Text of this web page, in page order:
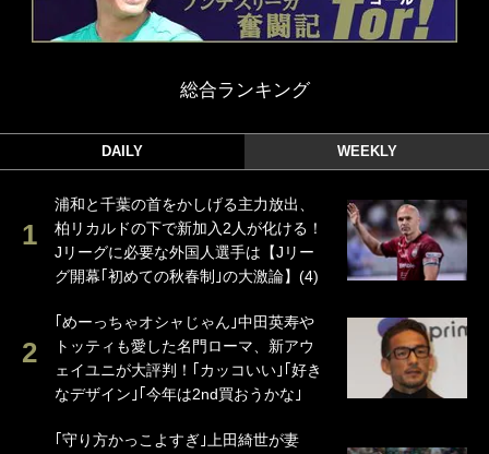
総合ランキング
DAILY WEEKLY
浦和と千葉の首をかしげる主力放出、
柏リカルドの下で新加入2人が化ける！
Jリーグに必要な外国人選手は【Jリー
グ開幕｢初めての秋春制｣の大激論】(4)
｢めーっちゃオシャじゃん｣中田英寿や
トッティも愛した名門ローマ、新アウ
ェイユニが大評判！｢カッコいい｣｢好き
なデザイン｣｢今年は2nd買おうかな｣
｢守り方かっこよすぎ｣上田綺世が妻